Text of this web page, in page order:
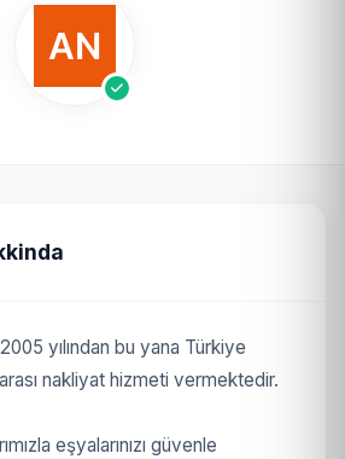
yılından bu yana Türkiye
nakliyat hizmeti vermektedir.
eşyalarınızı güvenle